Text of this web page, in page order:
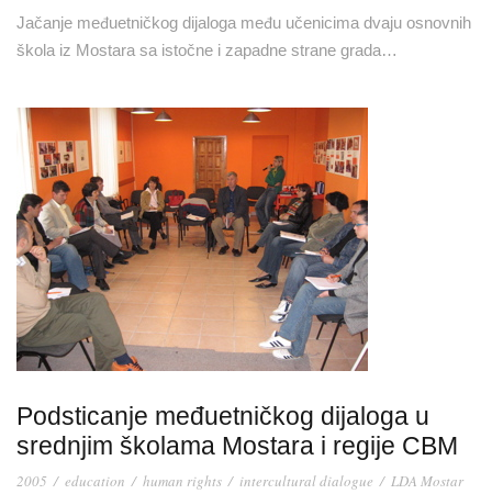
Jačanje međuetničkog dijaloga među učenicima dvaju osnovnih
škola iz Mostara sa istočne i zapadne strane grada…
Podsticanje međuetničkog dijaloga u
srednjim školama Mostara i regije CBM
2005 / education / human rights / intercultural dialogue / LDA Mostar